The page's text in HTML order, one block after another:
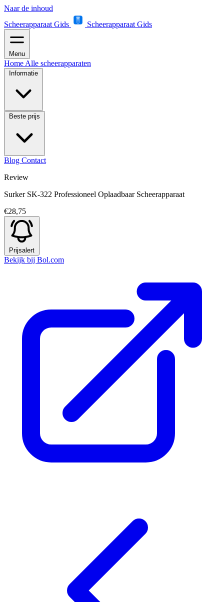
Naar de inhoud
Scheerapparaat Gids
Scheerapparaat Gids
Menu
Home Alle scheerapparaten
Informatie
Beste prijs
Blog Contact
Review
Surker SK-322 Professioneel Oplaadbaar Scheerapparaat
€28,75
Prijsalert
Bekijk bij Bol.com